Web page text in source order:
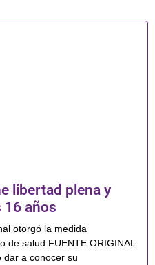
libertad plena y
16 años
otorgó la medida
de salud FUENTE ORIGINAL:
dar a conocer su